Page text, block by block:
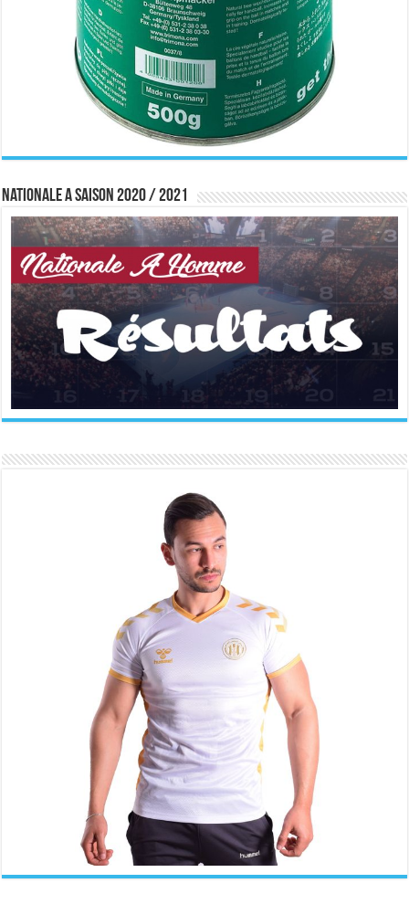
Nationale A saison 2020 / 2021